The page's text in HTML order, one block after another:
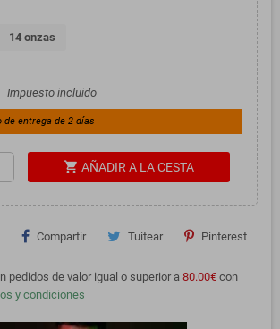
14 onzas
Impuesto incluido
de entrega de 2 días
shopping_cart AÑADIR A LA CESTA
Compartir Tuitear Pinterest
pedidos de valor igual o superior a 80.00€ con
y condiciones